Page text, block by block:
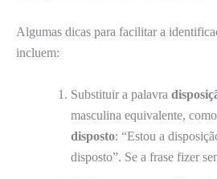
Algumas dicas para facilitar a
incluem:
Substituir a palavra
masculina equivalente, como
disposto: “Estou a
disposto”. Se a frase fizer